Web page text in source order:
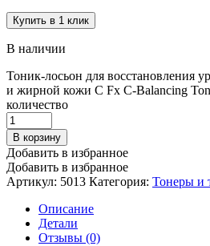
Купить в 1 клик
В наличии
Тоник-лосьон для восстановления
и жирной кожи C Fx C-Balancing
количество
В корзину
Добавить в избранное
Добавить в избранное
Артикул: 5013 Категория: Тонеры и
Описание
Детали
Отзывы (0)